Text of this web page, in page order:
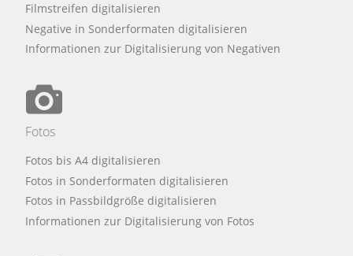
Filmstreifen digitalisieren
Negative in Sonderformaten digitalisieren
Informationen zur Digitalisierung von Negativen
Fotos
Fotos bis A4 digitalisieren
Fotos in Sonderformaten digitalisieren
Fotos in Passbildgröße digitalisieren
Informationen zur Digitalisierung von Fotos